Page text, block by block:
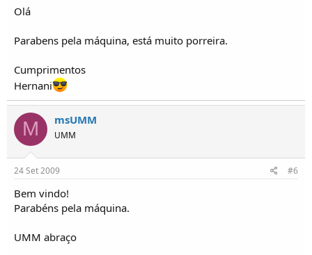
Olá
Parabens pela máquina, está muito porreira.
Cumprimentos
Hernani
M msUMM
UMM
24 Set 2009 #6
Bem vindo!
Parabéns pela máquina.
UMM abraço